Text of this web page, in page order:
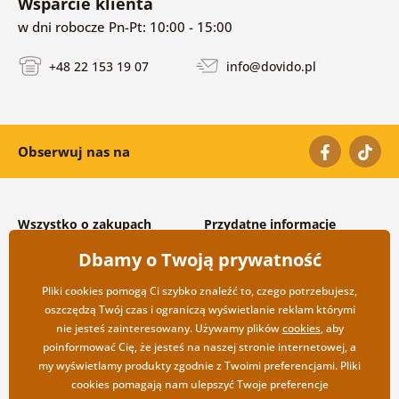
w dni robocze Pn-Pt: 10:00 - 15:00
+48 22 153 19 07 info@dovido.pl
Obserwuj nas na
Wszystko o zakupach
Warunki handlowe i
reklamacyjne
Prywatność
Opcje wysyłki i płatności
Zwrot towarów
Przydatne informacje
Często zadawane pytania
Kontakt
Współpraca hurtowa
Dbamy o Twoją prywatność
Pliki cookies pomogą Ci szybko znaleźć to, czego potrzebujesz,
oszczędzą Twój czas i ograniczą wyświetlanie reklam którymi
nie jesteś zainteresowany. Używamy plikówcookies, aby
poinformować Cię, że jesteś na naszej stronie internetowej, a
my wyświetlamy produkty zgodnie z Twoimi preferencjami. Pliki
cookies pomagają nam ulepszyć Twoje preferencje